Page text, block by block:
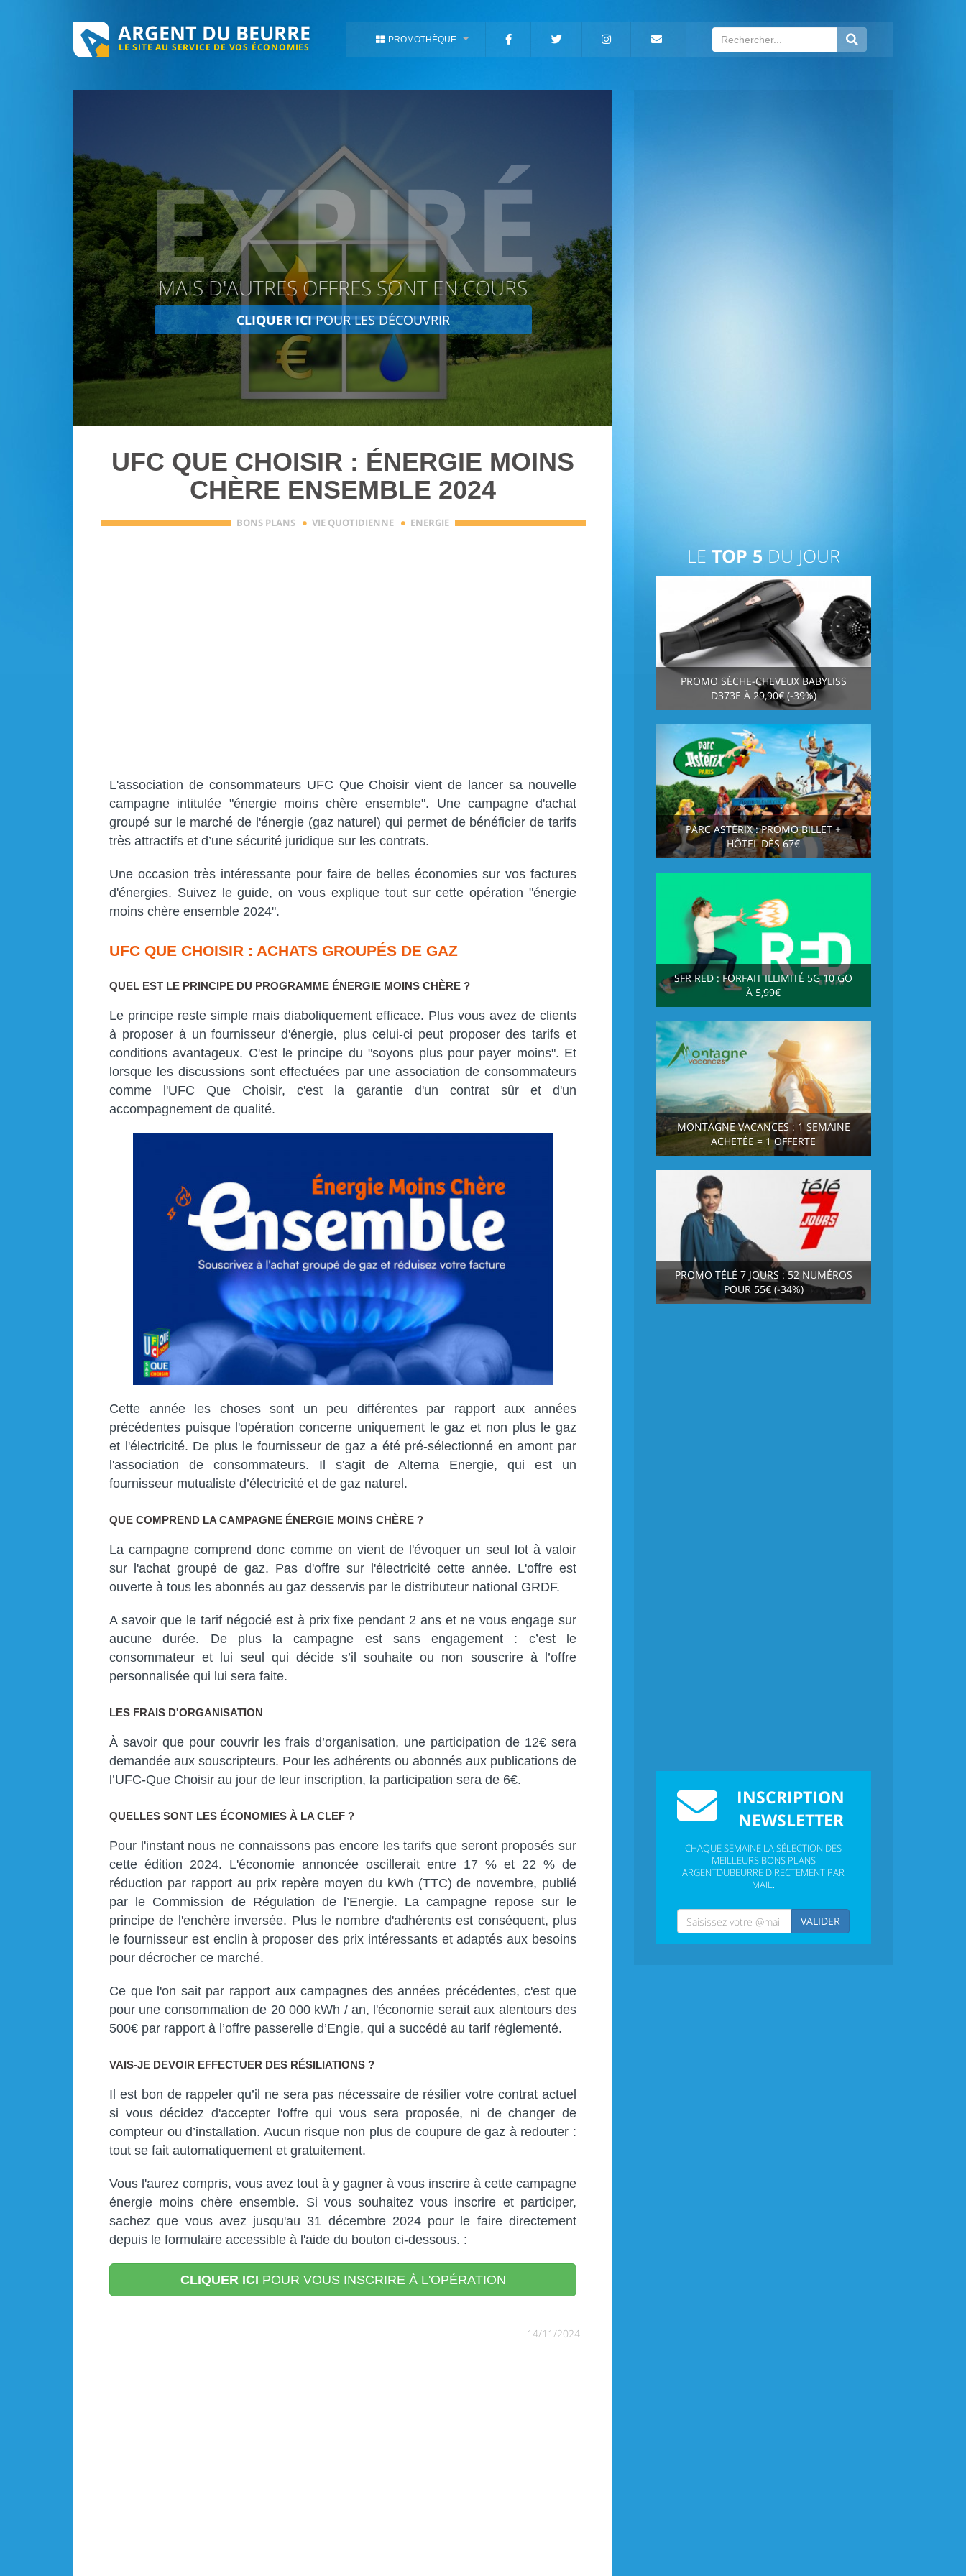
ARGENT DU BEURRE
LE SITE AU SERVICE DE VOS ÉCONOMIES
PROMOTHÈQUE
EXPIRÉ
MAIS D'AUTRES OFFRES SONT EN COURS
CLIQUER ICIPOUR LES DÉCOUVRIR
UFC QUE CHOISIR : ÉNERGIE MOINS
CHÈRE ENSEMBLE 2024
BONS PLANS · VIE QUOTIDIENNE · ENERGIE
L'association de consommateurs UFC Que Choisir vient de lancer sa nouvelle
campagne intitulée "énergie moins chère ensemble". Une campagne d'achat
groupé sur le marché de l'énergie (gaz naturel) qui permet de bénéficier de tarifs
très attractifs et d’une sécurité juridique sur les contrats.
Une occasion très intéressante pour faire de belles économies sur vos factures
d'énergies. Suivez le guide, on vous explique tout sur cette opération "énergie
moins chère ensemble 2024".
UFC QUE CHOISIR : ACHATS GROUPÉS DE GAZ
QUEL EST LE PRINCIPE DU PROGRAMME ÉNERGIE MOINS CHÈRE ?
Le principe reste simple mais diaboliquement efficace. Plus vous avez de clients
à proposer à un fournisseur d'énergie, plus celui-ci peut proposer des tarifs et
conditions avantageux. C'est le principe du "soyons plus pour payer moins". Et
lorsque les discussions sont effectuées par une association de consommateurs
comme l'UFC Que Choisir, c'est la garantie d'un contrat sûr et d'un
accompagnement de qualité.
Cette année les choses sont un peu différentes par rapport aux années
précédentes puisque l'opération concerne uniquement le gaz et non plus le gaz
et l'électricité. De plus le fournisseur de gaz a été pré-sélectionné en amont par
l'association de consommateurs. Il s'agit de Alterna Energie, qui est un
fournisseur mutualiste d’électricité et de gaz naturel.
QUE COMPREND LA CAMPAGNE ÉNERGIE MOINS CHÈRE ?
La campagne comprend donc comme on vient de l'évoquer un seul lot à valoir
sur l'achat groupé de gaz. Pas d'offre sur l'électricité cette année. L'offre est
ouverte à tous les abonnés au gaz desservis par le distributeur national GRDF.
A savoir que le tarif négocié est à prix fixe pendant 2 ans et ne vous engage sur
aucune durée. De plus la campagne est sans engagement : c’est le
consommateur et lui seul qui décide s’il souhaite ou non souscrire à l’offre
personnalisée qui lui sera faite.
LES FRAIS D'ORGANISATION
À savoir que pour couvrir les frais d’organisation, une participation de 12€ sera
demandée aux souscripteurs. Pour les adhérents ou abonnés aux publications de
l’UFC-Que Choisir au jour de leur inscription, la participation sera de 6€.
QUELLES SONT LES ÉCONOMIES À LA CLEF ?
Pour l'instant nous ne connaissons pas encore les tarifs que seront proposés sur
cette édition 2024. L'économie annoncée oscillerait entre 17 % et 22 % de
réduction par rapport au prix repère moyen du kWh (TTC) de novembre, publié
par le Commission de Régulation de l’Energie. La campagne repose sur le
principe de l'enchère inversée. Plus le nombre d'adhérents est conséquent, plus
le fournisseur est enclin à proposer des prix intéressants et adaptés aux besoins
pour décrocher ce marché.
Ce que l'on sait par rapport aux campagnes des années précédentes, c'est que
pour une consommation de 20 000 kWh / an, l'économie serait aux alentours des
500€ par rapport à l’offre passerelle d’Engie, qui a succédé au tarif réglementé.
VAIS-JE DEVOIR EFFECTUER DES RÉSILIATIONS ?
Il est bon de rappeler qu’il ne sera pas nécessaire de résilier votre contrat actuel
si vous décidez d'accepter l'offre qui vous sera proposée, ni de changer de
compteur ou d’installation. Aucun risque non plus de coupure de gaz à redouter :
tout se fait automatiquement et gratuitement.
Vous l'aurez compris, vous avez tout à y gagner à vous inscrire à cette campagne
énergie moins chère ensemble. Si vous souhaitez vous inscrire et participer,
sachez que vous avez jusqu'au 31 décembre 2024 pour le faire directement
depuis le formulaire accessible à l'aide du bouton ci-dessous. :
CLIQUER ICI POUR VOUS INSCRIRE À L'OPÉRATION
14/11/2024
LE TOP 5 DU JOUR
PROMO SÈCHE-CHEVEUX BABYLISS
D373E À 29,90€ (-39%)
PARC ASTÉRIX : PROMO BILLET +
HÔTEL DÈS 67€
SFR RED : FORFAIT ILLIMITÉ 5G 10 GO
À 5,99€
MONTAGNE VACANCES : 1 SEMAINE
ACHETÉE = 1 OFFERTE
PROMO TÉLÉ 7 JOURS : 52 NUMÉROS
POUR 55€ (-34%)
INSCRIPTION
NEWSLETTER
CHAQUE SEMAINE LA SÉLECTION DES
MEILLEURS BONS PLANS
ARGENTDUBEURRE DIRECTEMENT PAR
MAIL.
VALIDER